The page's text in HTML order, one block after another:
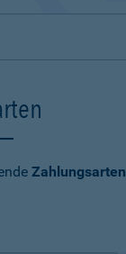
Zahlungsarten